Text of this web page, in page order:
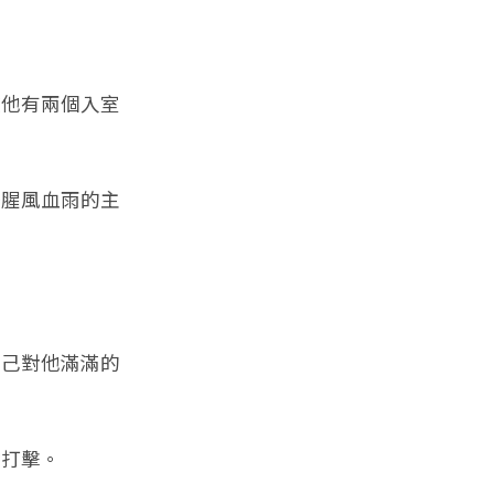
有兩個入室
風血雨的主
對他滿滿的
擊。